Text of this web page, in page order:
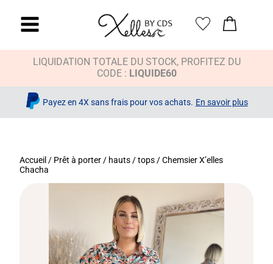
LIQUIDATION TOTALE DU STOCK, PROFITEZ DU
CODE : LIQUIDE60
Payez en 4X sans frais pour vos achats. En savoir plus
Accueil / Prêt à porter / hauts / tops / Chemsier X’elles
Chacha